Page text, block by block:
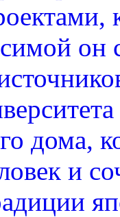
дома,
и